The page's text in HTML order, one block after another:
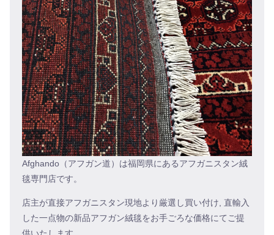
Afghando（アフガン道）は福岡県にあるアフガニスタン絨
毯専門店です。
店主が直接アフガニスタン現地より厳選し買い付け, 直輸入
した一点物の新品アフガン絨毯をお手ごろな価格にてご提